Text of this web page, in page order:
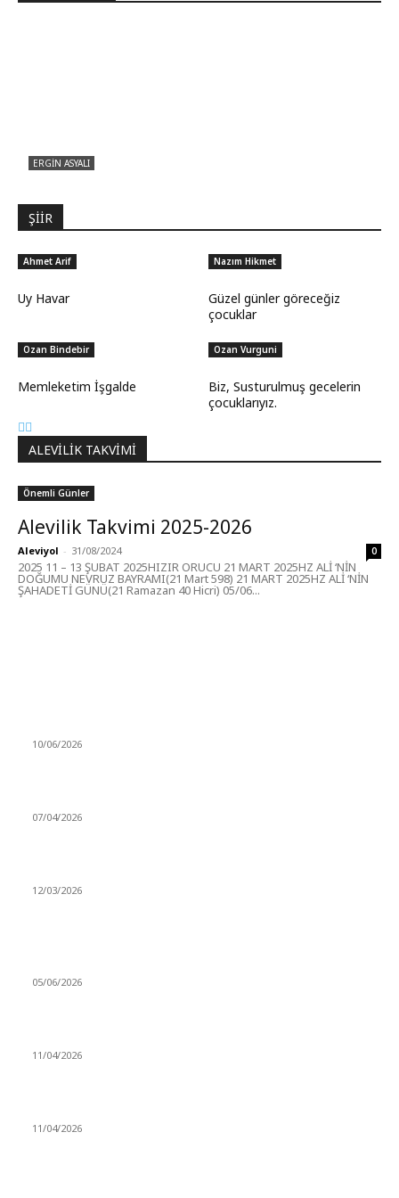
ERGIN ASYALI
ŞİİR
Ahmet Arif
Uy Havar
Nazım Hikmet
Güzel günler göreceğiz
çocuklar
Ozan Bindebir
Memleketim İşgalde
Ozan Vurguni
Biz, Susturulmuş gecelerin
çocuklarıyız.
ALEVILIK TAKVIMI
Önemli Günler
Alevilik Takvimi 2025-2026
Aleviyol - 31/08/2024 0
2025 11 – 13 ŞUBAT 2025HIZIR ORUCU 21 MART 2025HZ ALİ ‘NİN
DOĞUMU NEVRUZ BAYRAMI(21 Mart 598) 21 MART 2025HZ ALİ ‘NİN
ŞAHADETİ GÜNÜ(21 Ramazan 40 Hicri) 05/06...
10/06/2026
07/04/2026
12/03/2026
05/06/2026
11/04/2026
11/04/2026